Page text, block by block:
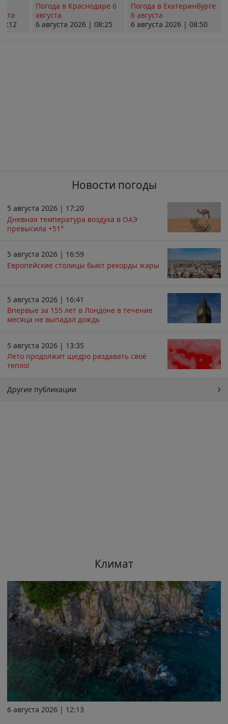
Погода в Краснодаре 6
августа
6 августа 2026 | 08:25
Погода в Екатеринбурге
6 августа
6 августа 2026 | 08:50
Новости погоды
5 августа 2026 | 17:20
Дневная температура воздуха в ОАЭ
превысила +51°
5 августа 2026 | 16:59
Европейские столицы бьют рекорды жары
5 августа 2026 | 16:41
Впервые за 155 лет в Лондоне в течение
месяца не выпадал дождь
5 августа 2026 | 13:35
Лето продолжит щедро раздавать своё
тепло!
Другие публикации
Климат
6 августа 2026 | 12:13